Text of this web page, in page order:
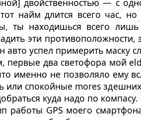
двойственностью — с
найм длится всего час,
ты находишься всего
эти
авто успел примерить
первые два светофора мой
именно не позволяло ему
или спокойные mores
куда надо по компасу.
работы GPS моего